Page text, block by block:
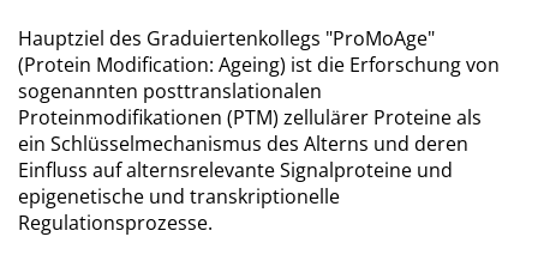
Hauptziel des Graduiertenkollegs "ProMoAge"
(Protein Modification: Ageing) ist die Erforschung von
sogenannten posttranslationalen
Proteinmodifikationen (PTM) zellulärer Proteine als
ein Schlüsselmechanismus des Alterns und deren
Einfluss auf alternsrelevante Signalproteine und
epigenetische und transkriptionelle
Regulationsprozesse.